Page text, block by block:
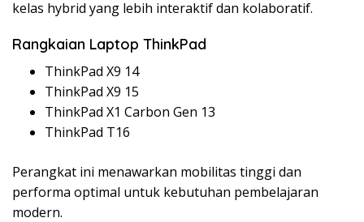
kelas hybrid yang lebih interaktif dan kolaboratif.
Rangkaian Laptop ThinkPad
ThinkPad X9 14
ThinkPad X9 15
ThinkPad X1 Carbon Gen 13
ThinkPad T16
Perangkat ini menawarkan mobilitas tinggi dan
performa optimal untuk kebutuhan pembelajaran
modern.